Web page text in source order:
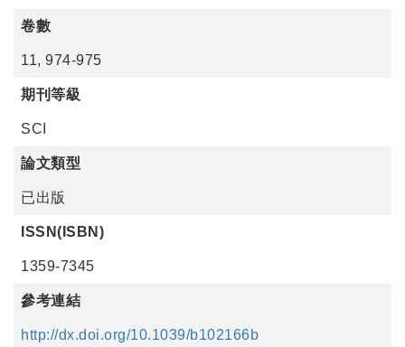
卷數
11, 974-975
期刊等級
SCI
論文類型
已出版
ISSN(ISBN)
1359-7345
參考連結
http://dx.doi.org/10.1039/b102166b